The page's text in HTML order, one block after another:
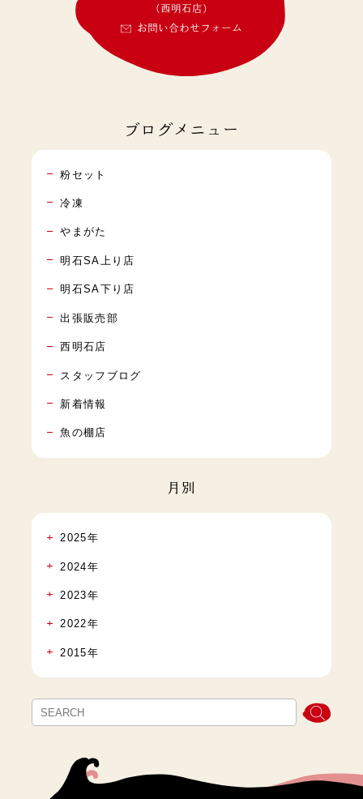
(西明石店)
お問い合わせフォーム
ブログメニュー
粉セット
冷凍
やまがた
明石SA上り店
明石SA下り店
出張販売部
西明石店
スタッフブログ
新着情報
魚の棚店
月別
2025年
2024年
2023年
2022年
2015年